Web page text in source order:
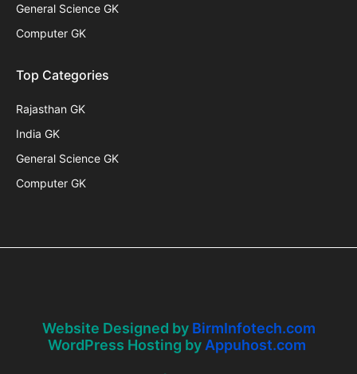
General Science GK
Computer GK
Top Categories
Rajasthan GK
India GK
General Science GK
Computer GK
Website Designed by BirmInfotech.com
WordPress Hosting by Appuhost.com